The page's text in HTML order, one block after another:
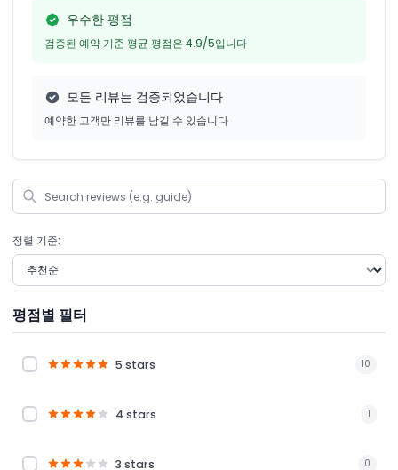
우수한 평점
검증된 예약 기준 평균 평점은 4.9/5입니다
모든 리뷰는 검증되었습니다
예약한 고객만 리뷰를 남길 수 있습니다
정렬 기준:
평점별 필터
5 stars 10
4 stars 1
3 stars 0